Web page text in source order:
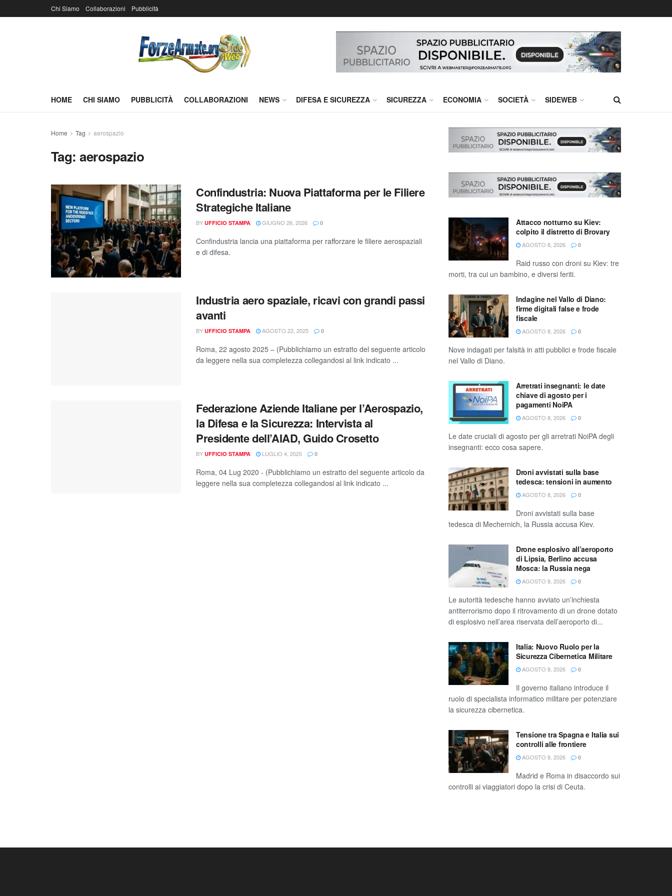
Chi Siamo Collaborazioni Pubblicità
HOME CHI SIAMO PUBBLICITÀ COLLABORAZIONI NEWS DIFESA E SICUREZZA SICUREZZA ECONOMIA SOCIETÀ SIDEWEB
Home Tag aerospazio
Tag:aerospazio
Confindustria: Nuova Piattaforma per le Filiere
Strategiche Italiane
BY UFFICIO STAMPA GIUGNO 26, 2026 0
Confindustria lancia una piattaforma per rafforzare le filiere aerospaziali
e di difesa.
Industria aero spaziale, ricavi con grandi passi
avanti
BY UFFICIO STAMPA AGOSTO 22, 2025 0
Roma, 22 agosto 2025 – (Pubblichiamo un estratto del seguente articolo
da leggere nella sua completezza collegandosi al link indicato ...
Federazione Aziende Italiane per l’Aerospazio,
la Difesa e la Sicurezza: Intervista al
Presidente dell’AIAD, Guido Crosetto
BY UFFICIO STAMPA LUGLIO 4, 2020 0
Roma, 04 Lug 2020 - (Pubblichiamo un estratto del seguente articolo da
leggere nella sua completezza collegandosi al link indicato ...
Attacco notturno su Kiev:
colpito il distretto di Brovary
AGOSTO 8, 2026 0
Raid russo con droni su Kiev: tre
morti, tra cui un bambino, e diversi feriti.
Indagine nel Vallo di Diano:
firme digitali false e frode
fiscale
AGOSTO 8, 2026 0
Nove indagati per falsità in atti pubblici e frode fiscale
nel Vallo di Diano.
Arretrati insegnanti: le date
chiave di agosto per i
pagamenti NoiPA
AGOSTO 8, 2026 0
Le date cruciali di agosto per gli arretrati NoiPA degli
insegnanti: ecco cosa sapere.
Droni avvistati sulla base
tedesca: tensioni in aumento
AGOSTO 8, 2026 0
Droni avvistati sulla base
tedesca di Mechernich, la Russia accusa Kiev.
Drone esplosivo all’aeroporto
di Lipsia, Berlino accusa
Mosca: la Russia nega
AGOSTO 8, 2026 0
Le autorità tedesche hanno avviato un’inchiesta
antiterrorismo dopo il ritrovamento di un drone dotato
di esplosivo nell’area riservata dell’aeroporto di...
Italia: Nuovo Ruolo per la
Sicurezza Cibernetica Militare
AGOSTO 8, 2026 0
Il governo italiano introduce il
ruolo di specialista informatico militare per potenziare
la sicurezza cibernetica.
Tensione tra Spagna e Italia sui
controlli alle frontiere
AGOSTO 8, 2026 0
Madrid e Roma in disaccordo sui
controlli ai viaggiatori dopo la crisi di Ceuta.